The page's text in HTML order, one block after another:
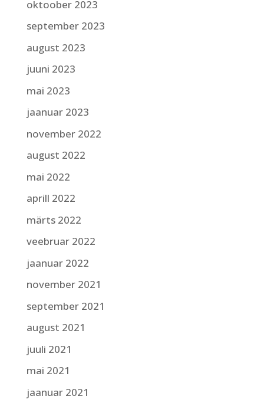
oktoober 2023
september 2023
august 2023
juuni 2023
mai 2023
jaanuar 2023
november 2022
august 2022
mai 2022
aprill 2022
märts 2022
veebruar 2022
jaanuar 2022
november 2021
september 2021
august 2021
juuli 2021
mai 2021
jaanuar 2021